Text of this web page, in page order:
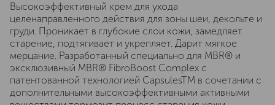
Высокоэффективный крем для ухода
целенаправленного действия для зоны шеи, декольте и
груди. Проникает в глубокие слои кожи, замедляет
старение, подтягивает и укрепляет. Дарит мягкое
мерцание. Разработанный специально для MBR® и
эксклюзивный MBR® FibroBoost Complex с
патентованной технологией CapsulesTM в сочетании с
дополнительными высокоэффективными активными